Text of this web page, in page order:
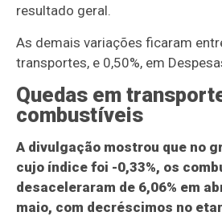
resultado geral.
As demais variações ficaram
transportes, e 0,50%, em
Quedas em
combustíveis
A divulgação mostrou que no
cujo índice foi -0,33%, os
desaceleraram de 6,06% em
maio, com decréscimos no